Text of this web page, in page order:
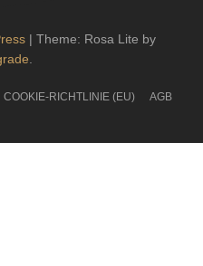
| Theme: Rosa Lite by
COOKIE-RICHTLINIE (EU) AGB